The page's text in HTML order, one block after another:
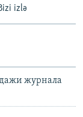
izlə
журнала